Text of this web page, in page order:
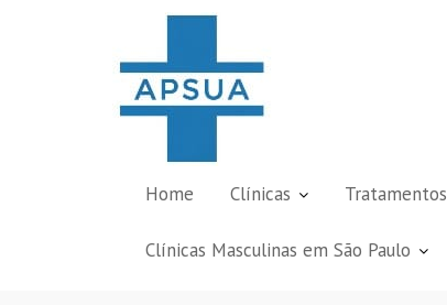
Home Clínicas Tratamentos
Clínicas Masculinas em São Paulo